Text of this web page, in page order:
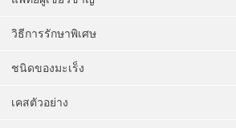
วิธีการรักษาพิเศษ
ชนิดของมะเร็ง
เคสตัวอย่าง